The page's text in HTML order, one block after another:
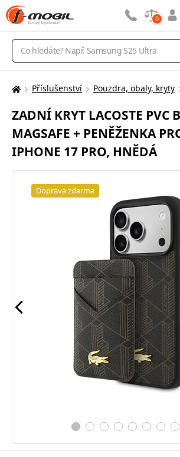
Vyhledávání
0
Zde
nacházíte:
Příslušenství Pouzdra, obaly, kryty
ZADNÍ KRYT LACOSTE PVC
MAGSAFE + PENĚŽENKA
IPHONE 17 PRO, HNĚDÁ
Doprava zdarma